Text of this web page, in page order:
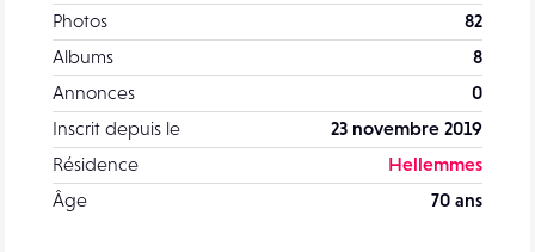
Photos
82
Albums
8
Annonces
0
Inscrit depuis le
23 novembre 2019
Résidence
Hellemmes
Âge
70 ans